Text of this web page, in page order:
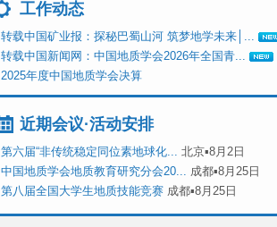
工作动态
转载中国矿业报：探秘巴蜀山河 筑梦地学未来│...
转载中国新闻网：中国地质学会2026年全国青...
2025年度中国地质学会决算
近期会议·活动安排
第六届“非传统稳定同位素地球化... 北京▪8月2日
中国地质学会地质教育研究分会20... 成都▪8月25日
第八届全国大学生地质技能竞赛 成都▪8月25日